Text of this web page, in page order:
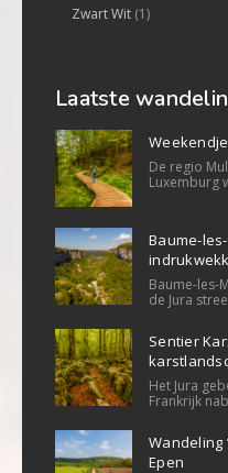
Zwart Wit (1)
Laatste
De regio
Luxemburg
Baume-
Baume-les-
de Jura
Sentier
Het Jura
Frankrijk
Wandeling
Epen